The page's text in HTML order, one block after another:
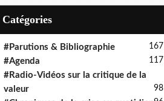
Catégories
#Parutions & Bibliographie 167
#Agenda 117
#Radio-Vidéos sur la critique de la
valeur
98